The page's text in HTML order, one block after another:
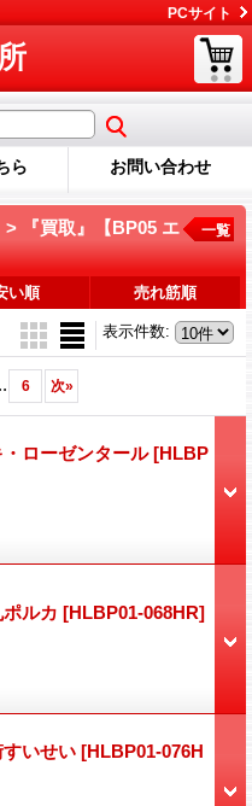
PCサイト
ら お問い合わせ
> 『買取』【BP05 エ
一覧
い順 売れ筋順
表示件数:
6 次»
・ローゼンタール[HLBP
ポルカ [HLBP01-068HR]
すいせい [HLBP01-076H